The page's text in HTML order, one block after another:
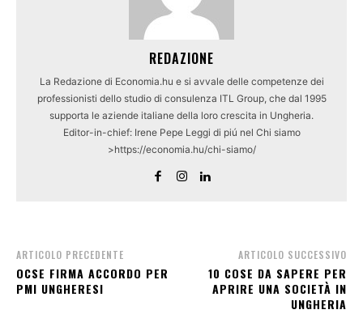
REDAZIONE
La Redazione di Economia.hu e si avvale delle competenze dei
professionisti dello studio di consulenza ITL Group, che dal 1995
supporta le aziende italiane della loro crescita in Ungheria.
Editor-in-chief: Irene Pepe Leggi di piú nel Chi siamo
>https://economia.hu/chi-siamo/
ARTICOLO PRECEDENTE
OCSE FIRMA ACCORDO PER
PMI UNGHERESI
ARTICOLO SUCCESSIVO
10 COSE DA SAPERE PER
APRIRE UNA SOCIETÀ IN
UNGHERIA